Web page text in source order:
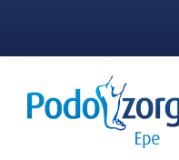
Podologie
Behandelingen